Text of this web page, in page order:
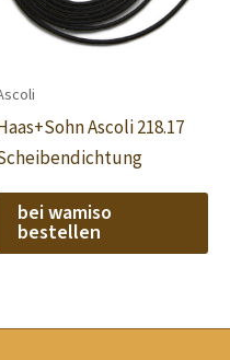
Ascoli 218.17
bei wamiso
bestellen